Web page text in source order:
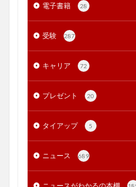
電子書籍 28
受験 287
キャリア 72
プレゼント 20
タイアップ 5
ニュース 689